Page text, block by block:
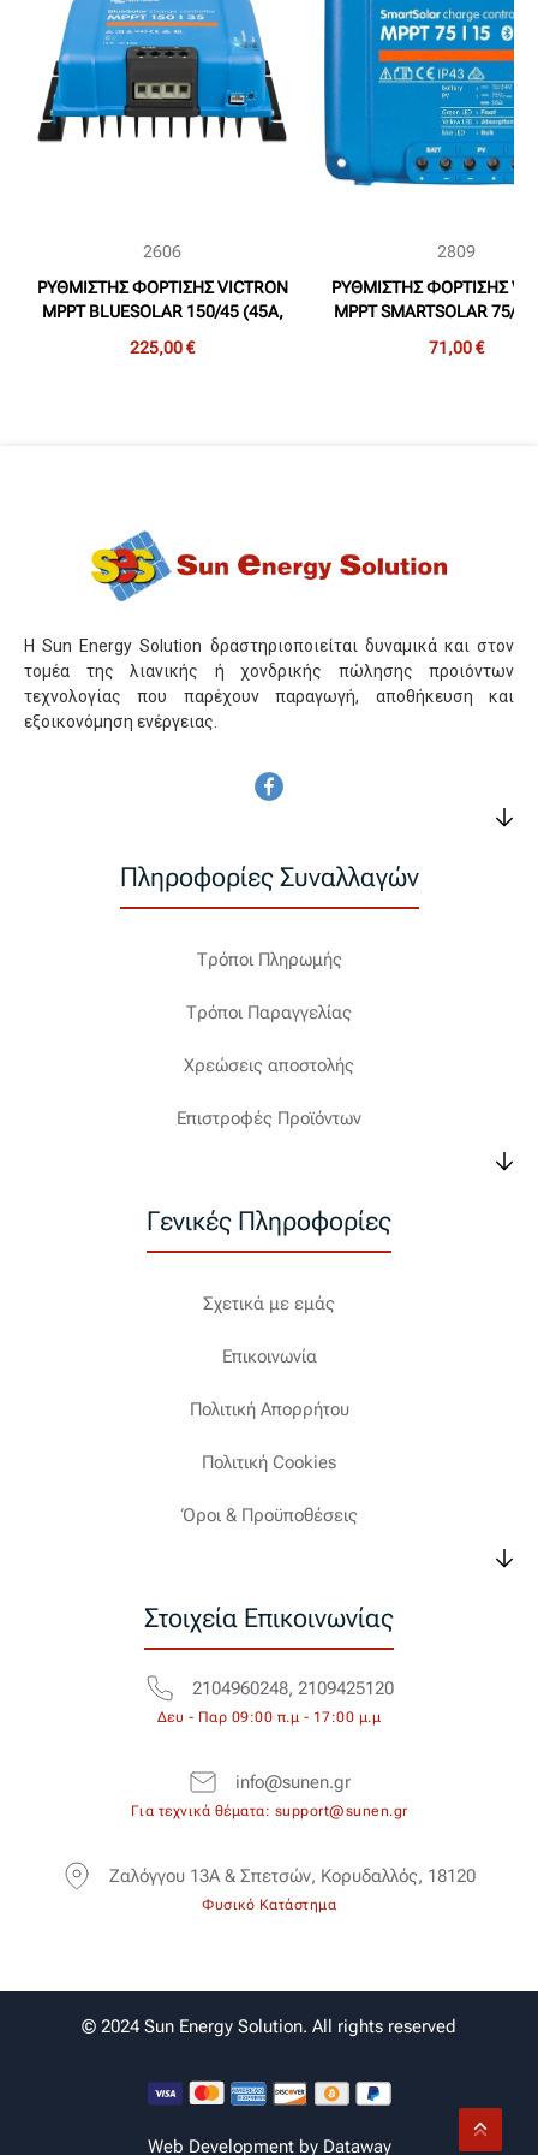
2606
ΡΥΘΜΙΣΤΗΣ ΦΟΡΤΙΣΗΣ VICTRON
MPPT BLUESOLAR 150/45 (45A,
225,00 €
2809
ΡΥΘΜΙΣΤΗΣ ΦΟΡΤΙΣΗΣ
MPPT SMARTSOLAR 75/
71,00 €
Η Sun Energy Solution δραστηριοποιείται δυναμικά και στον
τομέα της λιανικής ή χονδρικής πώλησης προιόντων
τεχνολογίας που παρέχουν παραγωγή, αποθήκευση και
εξοικονόμηση ενέργειας.
Πληροφορίες Συναλλαγών
Τρόποι Πληρωμής
Τρόποι Παραγγελίας
Χρεώσεις αποστολής
Επιστροφές Προϊόντων
Γενικές Πληροφορίες
Σχετικά με εμάς
Επικοινωνία
Πολιτική Απορρήτου
Πολιτική Cookies
Όροι & Προϋποθέσεις
Στοιχεία Επικοινωνίας
2104960248, 2109425120
Δευ - Παρ 09:00 π.μ - 17:00 μ.μ
info@sunen.gr
Για τεχνικά θέματα: support@sunen.gr
Ζαλόγγου 13Α & Σπετσών, Κορυδαλλός, 18120
Φυσικό Κατάστημα
© 2024 Sun Energy Solution. All rights reserved
Web Development by Dataway